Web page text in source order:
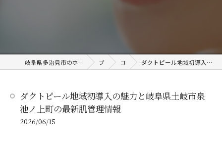
岐阜県多治見市のホワイトニングならWHITENING SHOP 土岐店 ブログ コラム ダクトピール地域初導入の魅力と岐阜県土岐市泉池ノ上町の最新肌管理情報
ダクトピール地域初導入の魅力と岐阜県土岐市泉
池ノ上町の最新肌管理情報
2026/06/15